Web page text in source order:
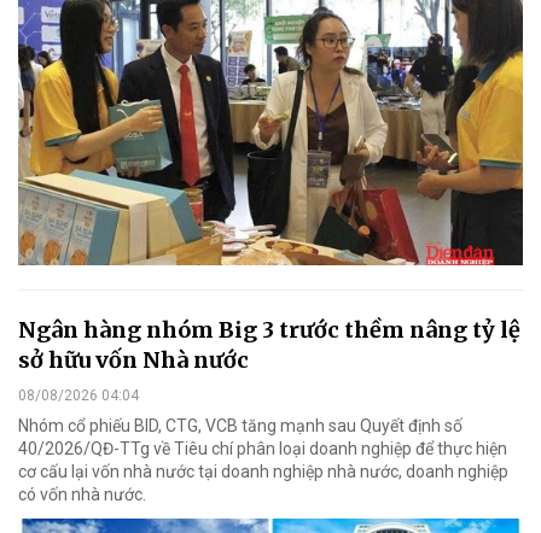
Ngân hàng nhóm Big 3 trước thềm nâng tỷ lệ
sở hữu vốn Nhà nước
08/08/2026 04:04
Nhóm cổ phiếu BID, CTG, VCB tăng mạnh sau Quyết định số
40/2026/QĐ-TTg về Tiêu chí phân loại doanh nghiệp để thực hiện
cơ cấu lại vốn nhà nước tại doanh nghiệp nhà nước, doanh nghiệp
có vốn nhà nước.